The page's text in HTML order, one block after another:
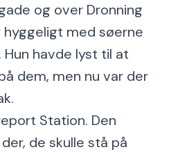
og over Dronning
hyggeligt med søerne
havde lyst til at
dem, men nu var der
Station. Den
de skulle stå på